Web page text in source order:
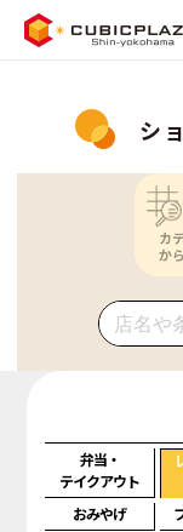
シ
カ
か
弁当・
テイクアウト
おみやげ